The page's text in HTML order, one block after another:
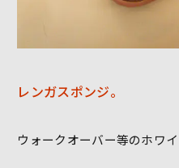
レンガスポンジ。
ウォークオーバー等のホワ